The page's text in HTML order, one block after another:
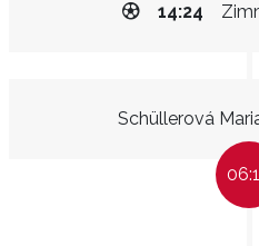
14:24
Schüllerová